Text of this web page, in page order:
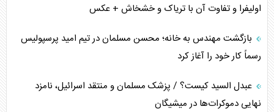
اولیفرا و تفاوت آن با تریاک و خشخاش + عکس
بازگشت مهندس به خانه؛ محسن مسلمان در تیم امید پرسپولیس
رسماً کار خود را آغاز کرد
عبدل السید کیست؟ / پزشک مسلمان و منتقد اسرائیل، نامزد
نهایی دموکرات‌ها در میشیگان